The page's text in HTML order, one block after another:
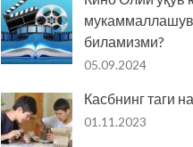
биламизми?
05.09.2024
Касбнинг таги
01.11.2023